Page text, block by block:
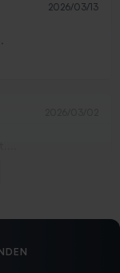
2026/03/13
2026/02/19